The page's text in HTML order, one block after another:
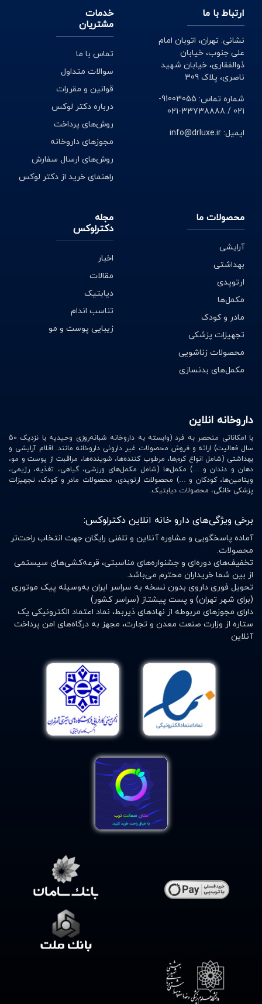
ارتباط با ما
نشانی: تهران، اتوبان امام
علی جنوب، خیابان
ذوالفقاری، خیابان شهید
ناصری، پلاک 309
شماره تماس: 91003055-
021 / 33738888-021
ایمیل: info@drluxe.ir
خدمات
مشتریان
تماس با ما
سوالات متداول
قوانین و مقررات
درباره دکتر لوکس
روش‌های پرداخت
مجوزهای داروخانه
روش‌های ارسال سفارش
راهنمای خرید از دکتر لوکس
محصولات ما
آرایشی
بهداشتی
ارتوپدی
مکمل‌ها
مادر و کودک
تجهیزات پزشکی
محصولات زناشویی
مکمل‌های بدنسازی
مجله
دکترلوکس
اخبار
مقالات
دیابتیک
تناسب اندام
زیبایی پوست و مو
داروخانه انلاین
با امکاناتی منحصر به فرد (وابسته به داروخانه شبانه‌روزی وحیدیه با نزدیک 50
سال فعالیت) ارائه و فروش محصولات غیر داروئی داروخانه مانند: اقلام آرایشی و
بهداشتی (شامل انواع کرم‌ها، مرطوب کننده‌ها، شوینده‌ها، مراقبت از پوست و مو،
دهان و دندان و …) مکمل‌ها (شامل مکمل‌های ورزشی، گیاهی، تغذیه، رژیمی،
ویتامین‌ها، کودکان و …) محصولات ارتوپدی، محصولات مادر و کودک، تجهیزات
پزشکی خانگی، محصولات دیابتیک.
برخی ویژگی‌های دارو خانه انلاین دکترلوکس:
آماده پاسخگویی و مشاوره آنلاین و تلفنی رایگان جهت انتخاب راحت‌تر
محصولات.
تخفیف‌های دوره‌ای و جشنواره‌های مناسبتی، قرعه‌کشی‌های سیستمی
از بین شما خریداران محترم می‌باشد.
تحویل فوری داروی بدون نسخه به سراسر ایران به‌وسیله پیک موتوری
(برای شهر تهران) و پست پیشتاز (سراسر کشور)
دارای مجوزهای مربوطه از نهادهای ذیربط، نماد اعتماد الکترونیکی یک
ستاره از وزارت صنعت معدن و تجارت، مجهز به درگاه‌های امن پرداخت
آنلاین